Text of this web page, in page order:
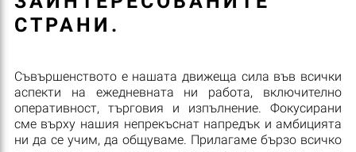
СТРАНИ.
Съвършенството е нашата движеща сила във всички
аспекти на ежедневната ни работа, включително
оперативност, търговия и изпълнение. Фокусирани
сме върху нашия непрекъснат напредък и амбицията
ни да се учим, да общуваме. Прилагаме бързо всичко